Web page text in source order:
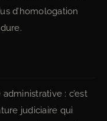
d’homologation
: c’est
judiciaire qui